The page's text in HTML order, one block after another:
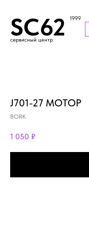
SC62 1999
сервисный центр
J701-27 МОТОР
BORK
1 050 ₽